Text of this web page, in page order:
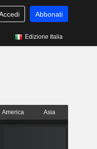
Abbonati
Edizione Italia
America Asia